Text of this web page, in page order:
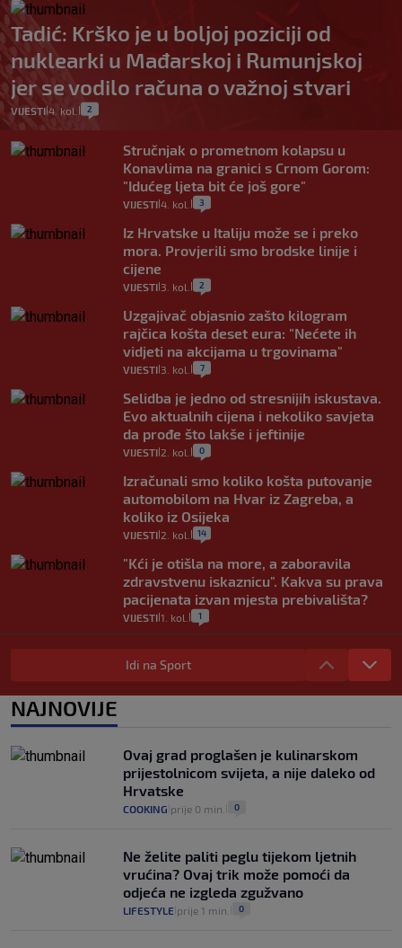
Tadić: Krško je u boljoj poziciji od
nuklearki u Mađarskoj i Rumunjskoj
jer se vodilo računa o važnoj stvari
VIJESTI 4. kol. 2
Stručnjak o prometnom kolapsu u
Konavlima na granici s Crnom Gorom:
"Idućeg ljeta bit će još gore"
VIJESTI 4. kol. 3
Iz Hrvatske u Italiju može se i preko
mora. Provjerili smo brodske linije i
cijene
VIJESTI 3. kol. 2
Uzgajivač objasnio zašto kilogram
rajčica košta deset eura: "Nećete ih
vidjeti na akcijama u trgovinama"
VIJESTI 3. kol. 7
Selidba je jedno od stresnijih iskustava.
Evo aktualnih cijena i nekoliko savjeta
da prođe što lakše i jeftinije
VIJESTI 2. kol. 0
Izračunali smo koliko košta putovanje
automobilom na Hvar iz Zagreba, a
koliko iz Osijeka
VIJESTI 2. kol. 14
"Kći je otišla na more, a zaboravila
zdravstvenu iskaznicu". Kakva su prava
pacijenata izvan mjesta prebivališta?
VIJESTI 1. kol. 1
Provjerili smo "što ćemo onda" ako
Plenković na 15 dana ukine mjere: "Ne bi
se dogodilo ništa. Vlada se zaljubila u te
intervencije"
Analitičar o Mostu: Oni su u yin-yang
poziciji i imaju drugog najpoznatijeg
bravara u povijesti Hrvatske
Idi na Sport
NAJNOVIJE
Ovaj grad proglašen je kulinarskom
prijestolnicom svijeta, a nije daleko od
Hrvatske
COOKING prije 0 min. 0
Ne želite paliti peglu tijekom ljetnih
vrućina? Ovaj trik može pomoći da
odjeća ne izgleda zgužvano
LIFESTYLE prije 1 min. 0